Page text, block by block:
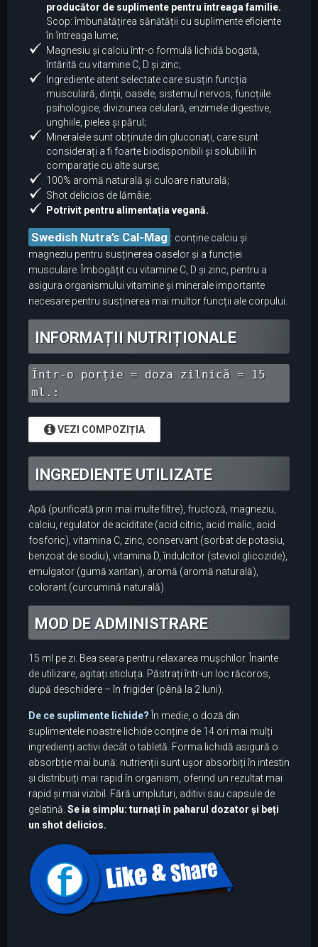
producător de suplimente pentru întreaga familie.
Scop: îmbunătățirea sănătății cu suplimente eficiente
în întreaga lume;
Magnesiu și calciu într-o formulă lichidă bogată,
întărită cu vitamine C, D și zinc;
Ingrediente atent selectate care susțin funcția
musculară, dinții, oasele, sistemul nervos, funcțiile
psihologice, diviziunea celulară, enzimele digestive,
unghiile, pielea și părul;
Mineralele sunt obținute din gluconați, care sunt
considerați a fi foarte biodisponibili și solubili în
comparație cu alte surse;
100% aromă naturală și culoare naturală;
Shot delicios de lămâie;
Potrivit pentru alimentația vegană.
Swedish Nutra’s Cal-Mag : conține calciu și
magneziu pentru susținerea oaselor și a funcției
musculare. Îmbogățit cu vitamine C, D și zinc, pentru a
asigura organismului vitamine și minerale importante
necesare pentru susținerea mai multor funcții ale corpului.
INFORMAȚII NUTRIȚIONALE
Într-o porție = doza zilnică = 15
ml.:
VEZI COMPOZIȚIA
INGREDIENTE UTILIZATE
Apă (purificată prin mai multe filtre), fructoză, magneziu,
calciu, regulator de aciditate (acid citric, acid malic, acid
fosforic), vitamina C, zinc, conservant (sorbat de potasiu,
benzoat de sodiu), vitamina D, îndulcitor (steviol glicozide),
emulgator (gumă xantan), aromă (aromă naturală),
colorant (curcumină naturală).
MOD DE ADMINISTRARE
15 ml pe zi. Bea seara pentru relaxarea mușchilor. Înainte
de utilizare, agitați sticluța. Păstrați într-un loc răcoros,
după deschidere – în frigider (până la 2 luni).
De ce suplimente lichide? În medie, o doză din
suplimentele noastre lichide conține de 14 ori mai mulți
ingredienți activi decât o tabletă. Forma lichidă asigură o
absorbție mai bună: nutrienții sunt ușor absorbiți în intestin
și distribuiți mai rapid în organism, oferind un rezultat mai
rapid și mai vizibil. Fără umpluturi, aditivi sau capsule de
gelatină. Se ia simplu: turnați în paharul dozator și beți
un shot delicios.